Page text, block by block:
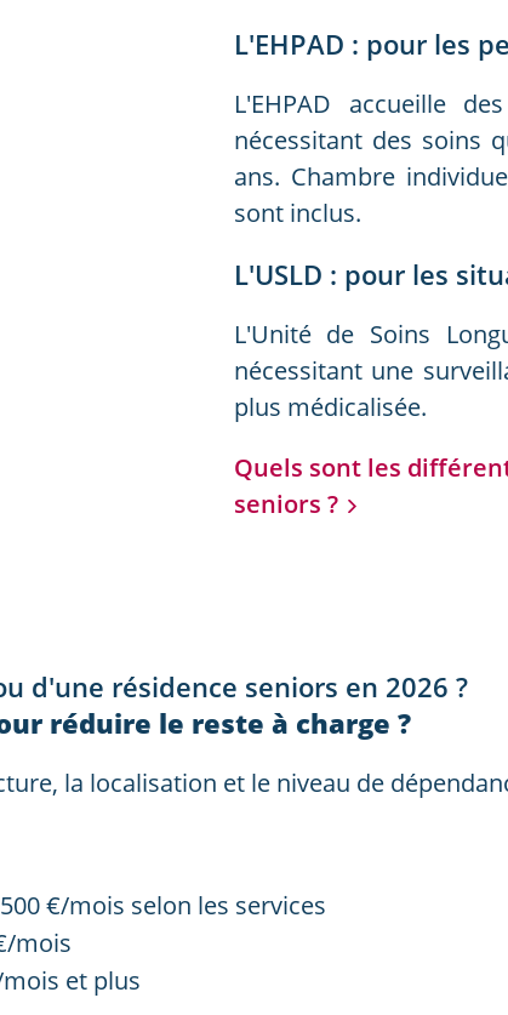
L'EHPAD : pour les
L'EHPAD accueille
nécessitant des soins
ans. Chambre
sont inclus.
L'USLD : pour les
L'Unité de Soins
nécessitant une
plus médicalisée.
Quels sont les
seniors ?
d'une résidence seniors en 2026 ?
réduire le reste à charge ?
la localisation et le niveau de
€/mois selon les services
mois
mois et plus